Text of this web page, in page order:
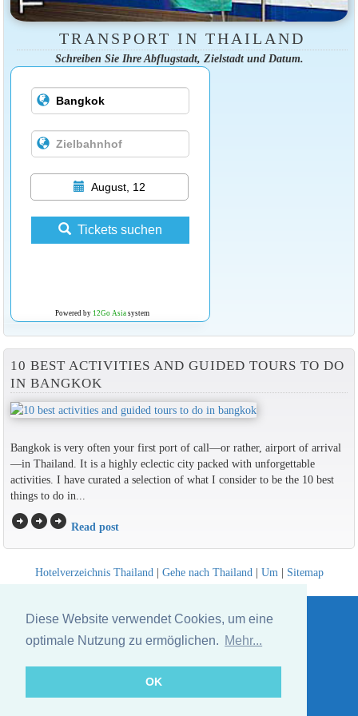
Diese Website verwendet Cookies, um eine
optimale Nutzung zu ermöglichen. Mehr...
OK
TRANSPORT IN THAILAND
Schreiben Sie Ihre Abflugstadt, Zielstadt und Datum.
August, 12
Tickets suchen
Powered by 12Go Asiasystem
10 BEST ACTIVITIES AND GUIDED TOURS TO DO
IN BANGKOK
Bangkok is very often your first port of call—or rather, airport of arrival
—in Thailand. It is a highly eclectic city packed with unforgettable
activities. I have curated a selection of what I consider to be the 10 best
things to do in...
arrow_circle_rightarrow_circle_rightarrow_circle_right Read post
Hotelverzeichnis Thailand | Gehe nach Thailand | Um | Sitemap